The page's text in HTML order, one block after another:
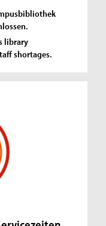
library
shortages.